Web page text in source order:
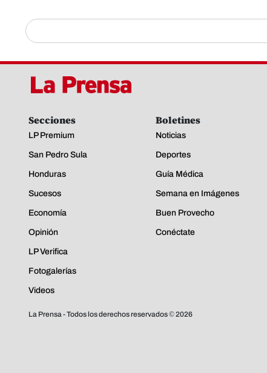
Secciones
LP Premium
San Pedro Sula
Honduras
Sucesos
Economía
Opinión
LP Verifica
Fotogalerías
Videos
Boletines
Noticias
Deportes
Guía Médica
Semana en Imágenes
Buen Provecho
Conéctate
La Prensa - Todos los derechos reservados ©2026